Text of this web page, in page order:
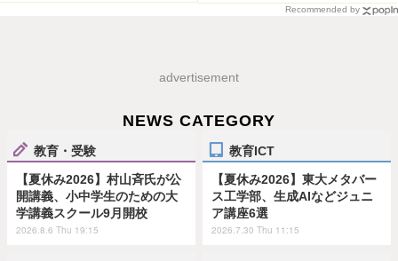
Recommended by
advertisement
NEWS CATEGORY
教育・受験
【夏休み2026】村山斉氏が公
開講義、小中学生のための大
学講義スクール9月開校
2026.8.6 Thu 19:15
教育ICT
【夏休み2026】東大メタバー
ス工学部、生成AIなどジュニ
ア講座6選
2026.7.30 Thu 11:15